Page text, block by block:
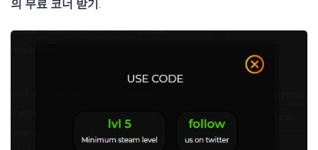
의 무료 코너 받기.